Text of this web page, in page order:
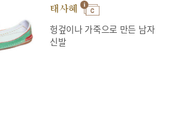
태사혜
헝겊이나 가죽으로 만든 남자
신발